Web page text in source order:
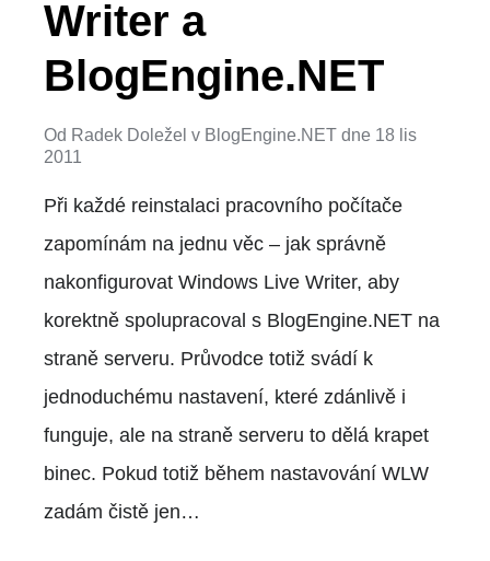
Writer a
BlogEngine.NET
Od Radek Doležel v BlogEngine.NET dne 18 lis
2011
Při každé reinstalaci pracovního počítače
zapomínám na jednu věc – jak správně
nakonfigurovat Windows Live Writer, aby
korektně spolupracoval s BlogEngine.NET na
straně serveru. Průvodce totiž svádí k
jednoduchému nastavení, které zdánlivě i
funguje, ale na straně serveru to dělá krapet
binec. Pokud totiž během nastavování WLW
zadám čistě jen…